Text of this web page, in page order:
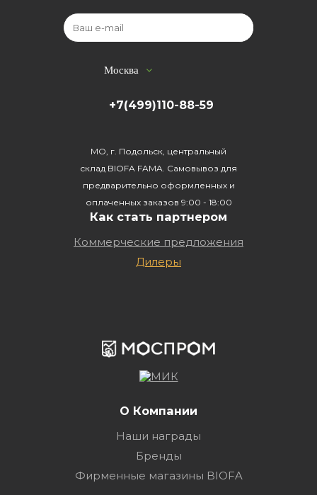
Москва
+7(499)110-88-59
МО, г. Подольск, центральный
склад BIOFA FAMA. Самовывоз для
предварительно оформленных и
оплаченных заказов 9:00 - 18:00
Как стать партнером
Коммерческие предложения
Дилеры
О Компании
Наши награды
Бренды
Фирменные магазины BIOFA